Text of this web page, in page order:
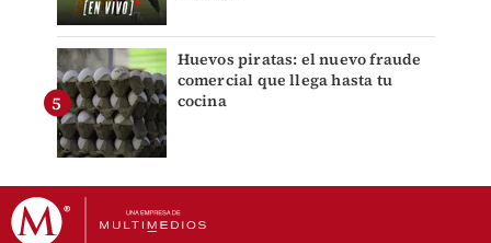
Huevos piratas: el nuevo fraude
comercial que llega hasta tu
cocina